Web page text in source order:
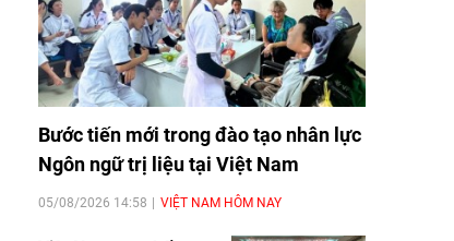
Bước tiến mới trong đào tạo nhân lực
Ngôn ngữ trị liệu tại Việt Nam
05/08/2026 14:58 VIỆT NAM HÔM NAY